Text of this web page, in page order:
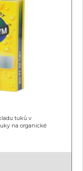
tuků v
na organické